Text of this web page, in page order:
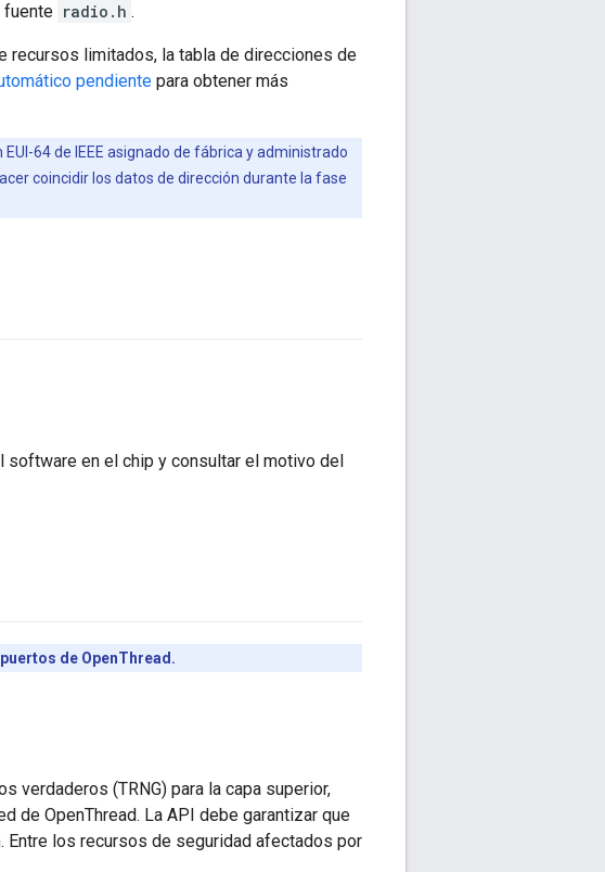
fuente radio.h .
recursos limitados, la tabla de direcciones de
pendiente para obtener más
64 de IEEE asignado de fábrica y administrado
coincidir los datos de dirección durante la fase
en el chip y consultar el motivo del
de OpenThread.
verdaderos (TRNG) para la capa superior,
de OpenThread. La API debe garantizar que
Entre los recursos de seguridad afectados por